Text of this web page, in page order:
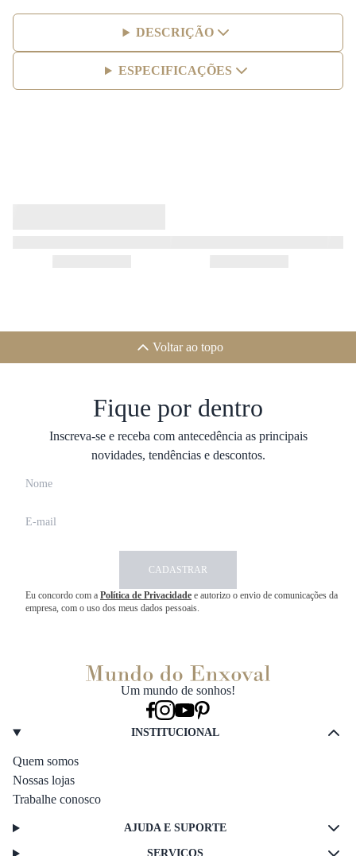
DESCRIÇÃO
ESPECIFICAÇÕES
Voltar ao topo
Fique por dentro
Inscreva-se e receba com antecedência as principais
novidades, tendências e descontos.
CADASTRAR
Eu concordo com a Política de Privacidade e autorizo o envio de comunicações da
empresa, com o uso dos meus dados pessoais.
Um mundo de sonhos!
INSTITUCIONAL
Quem somos
Nossas lojas
Trabalhe conosco
AJUDA E SUPORTE
SERVIÇOS